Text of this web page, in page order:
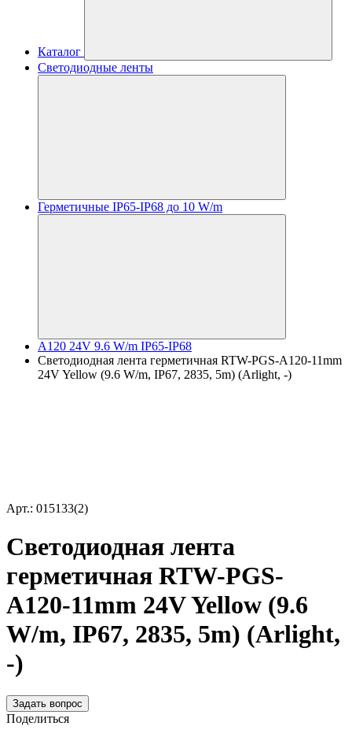
Каталог
Светодиодные ленты
Герметичные IP65-IP68 до 10 W/m
A120 24V 9.6 W/m IP65-IP68
Светодиодная лента герметичная RTW-PGS-A120-11mm
24V Yellow (9.6 W/m, IP67, 2835, 5m) (Arlight, -)
Арт.: 015133(2)
Светодиодная лента
герметичная RTW-PGS-
A120-11mm 24V Yellow (9.6
W/m, IP67, 2835, 5m) (Arlight,
-)
Задать вопрос
Поделиться